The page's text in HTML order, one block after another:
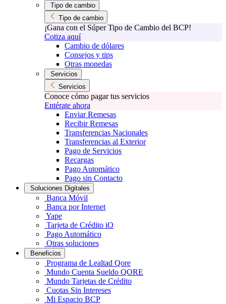
Tipo de cambio
Tipo de cambio
¡Gana con el Súper Tipo de Cambio del BCP!
Cotiza aquí
Cambio de dólares
Consejos y tips
Otras monedas
Servicios
Servicios
Conoce cómo pagar tus servicios
Entérate ahora
Enviar Remesas
Recibir Remesas
Transferencias Nacionales
Transferencias al Exterior
Pago de Servicios
Recargas
Pago Automático
Pago sin Contacto
Soluciones Digitales
Banca Móvil
Banca por Internet
Yape
Tarjeta de Crédito iO
Pago Automático
Otras soluciones
Beneficios
Programa de Lealtad Qore
Mundo Cuenta Sueldo QORE
Mundo Tarjetas de Crédito
Cuotas Sin Intereses
Mi Espacio BCP